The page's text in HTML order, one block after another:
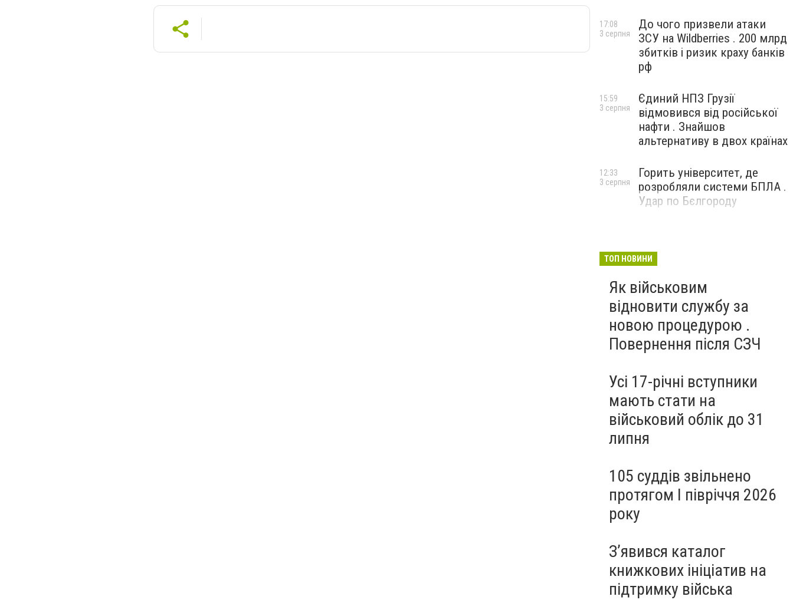
До чого призвели атаки
ЗСУ на Wildberries . 200 млрд
збитків і ризик краху банків
рф
17:08
3 серпня
Єдиний НПЗ Грузії
відмовився від російської
нафти . Знайшов
альтернативу в двох країнах
15:59
3 серпня
Горить університет, де
розробляли системи БПЛА .
Удар по Бєлгороду
12:33
3 серпня
ТОП НОВИНИ
Як військовим
відновити службу за
новою процедурою .
Повернення після СЗЧ
Усі 17-річні вступники
мають стати на
військовий облік до 31
липня
105 суддів звільнено
протягом I півріччя 2026
року
З’явився каталог
книжкових ініціатив на
підтримку війська